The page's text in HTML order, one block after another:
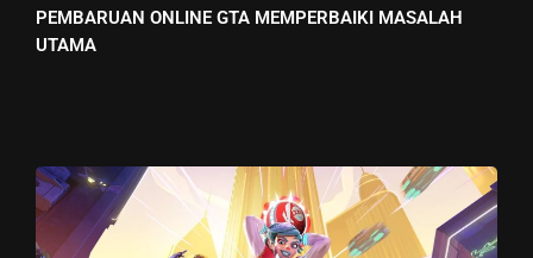
PEMBARUAN ONLINE GTA MEMPERBAIKI MASALAH
UTAMA